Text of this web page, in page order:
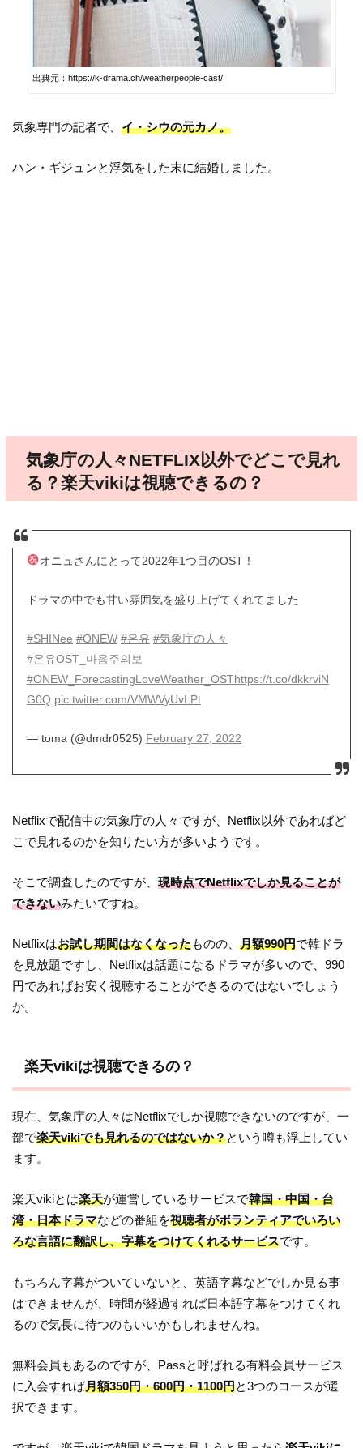
出典元：https://k-drama.ch/weatherpeople-cast/
気象専門の記者で、イ・シウの元カノ。
ハン・ギジュンと浮気をした末に結婚しました。
気象庁の人々NETFLIX以外でどこで見れ
る？楽天vikiは視聴できるの？
オニュさんにとって2022年1つ目のOST！
ドラマの中でも甘い雰囲気を盛り上げてくれてました
#SHINee #ONEW #온유 #気象庁の人々
#온유OST_마음주의보
#ONEW_ForecastingLoveWeather_OSThttps://t.co/dkkrviN
G0Q pic.twitter.com/VMWVyUvLPt
— toma (@dmdr0525) February 27, 2022
Netflixで配信中の気象庁の人々ですが、Netflix以外であればど
こで見れるのかを知りたい方が多いようです。
そこで調査したのですが、現時点でNetflixでしか見ることが
できないみたいですね。
Netflixはお試し期間はなくなったものの、月額990円で韓ドラ
を見放題ですし、Netflixは話題になるドラマが多いので、990
円であればお安く視聴することができるのではないでしょう
か。
楽天vikiは視聴できるの？
現在、気象庁の人々はNetflixでしか視聴できないのですが、一
部で楽天vikiでも見れるのではないか？という噂も浮上してい
ます。
楽天vikiとは楽天が運営しているサービスで韓国・中国・台
湾・日本ドラマなどの番組を視聴者がボランティアでいろい
ろな言語に翻訳し、字幕をつけてくれるサービスです。
もちろん字幕がついていないと、英語字幕などでしか見る事
はできませんが、時間が経過すれば日本語字幕をつけてくれ
るので気長に待つのもいいかもしれませんね。
無料会員もあるのですが、Passと呼ばれる有料会員サービス
に入会すれば月額350円・600円・1100円と3つのコースが選
択できます。